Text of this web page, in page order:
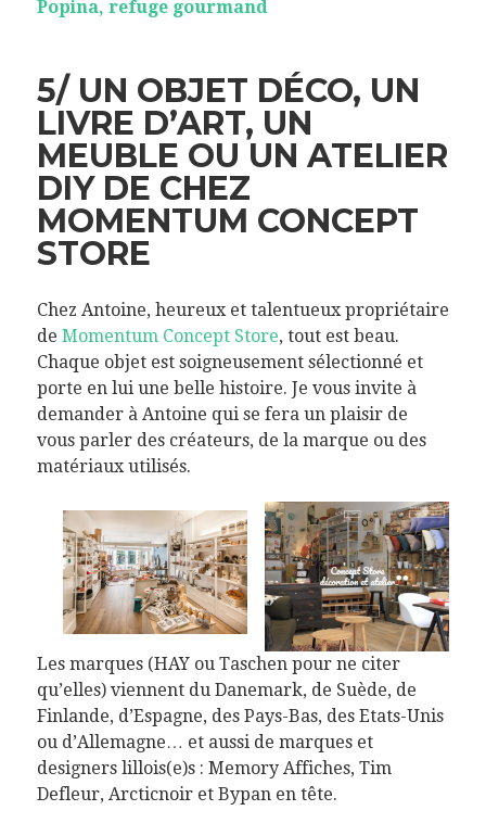
Popina, refuge gourmand
5/ UN OBJET DÉCO, UN
LIVRE D’ART, UN
MEUBLE OU UN ATELIER
DIY DE CHEZ
MOMENTUM CONCEPT
STORE
Chez Antoine, heureux et talentueux propriétaire
de Momentum Concept Store, tout est beau.
Chaque objet est soigneusement sélectionné et
porte en lui une belle histoire. Je vous invite à
demander à Antoine qui se fera un plaisir de
vous parler des créateurs, de la marque ou des
matériaux utilisés.
Les marques (HAY ou Taschen pour ne citer
qu’elles) viennent du Danemark, de Suède, de
Finlande, d’Espagne, des Pays-Bas, des Etats-Unis
ou d’Allemagne… et aussi de marques et
designers lillois(e)s : Memory Affiches, Tim
Defleur, Arcticnoir et Bypan en tête.